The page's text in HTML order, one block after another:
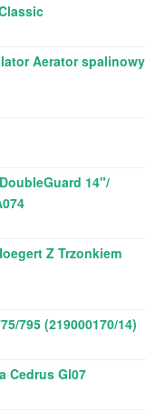
Aerator spalinowy
14"/
Z Trzonkiem
795 (219000170/14)
Cedrus Gl07